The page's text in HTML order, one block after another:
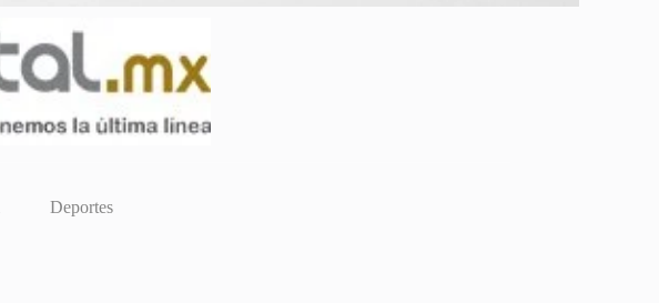
Deportes